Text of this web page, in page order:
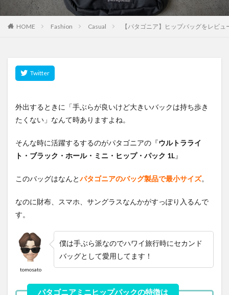
HOME Fashion Casual 【パタゴニア】ヒップバッグをレビ
外出するときに「手ぶらが良いけど大きいバックは持ち歩き
たくない」なんて時ありますよね。
そんな時に活躍するするのがパタゴニアの『ウルトラライ
ト・ブラック・ホール・ミニ・ヒップ・パック 1L』
このバッグはなんとパタゴニアのバッグ製品で最小サイズ。
なのに財布、スマホ、サングラスなんかがすっぽり入るんで
す。
tomosato
僕は手ぶら派なのでハワイ旅行時にセカンド
バッグとして愛用してます！